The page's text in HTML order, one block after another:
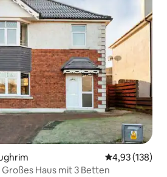
4,93 (138)
Haus mit 3 Betten